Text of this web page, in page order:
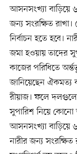
আসনসংখ্যা
জন্য সংরক্ষিত রাখা।
নির্বাচন হতে হবে।
জমা হওয়ায় তাদের
কাজের পরিধিতে
জানিয়েছেন
রীয়াজ। ফলে
সুপারিশ নিয়ে
আসনসংখ্যা
নারীর জন্য সংরক্ষিত